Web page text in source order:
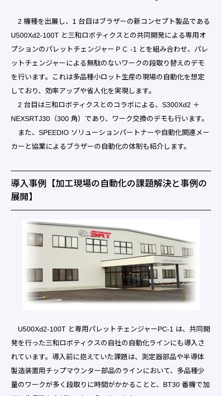
2 機種を出展し、1 台目はブラザーの新コンセプト製品である
U500Xd2-100T と三和ロボティクスとの共同開発による専用オ
プションのパレットチェンジャーＰＣ -1 とを組み合わせ、パレ
ットチェンジャーによる無駄のないワークの段取り替えのデモ
を行います。これは多品種小ロット生産の現場の自動化を想定
しており、効率アップや省人化を実現します。
2 台目は三和ロボティクスとのコラボによる、S300Xd2 ＋
NEXSRTJ30（300 角）であり、ワーク交換のデモも行います。
また、SPEEDIO ソリューションパートナーや自動化関連メー
カーと協業によるブラザーの自動化の体制も紹介します。
導入事例【加工現場の自動化の課題解決と事例の
展開】
U500Xd2-100T と専用パレットチェンジャーPC-1 は、共同開
発を行った三和ロボティクスの自社の自動化ラインにも導入さ
れています。導入前に抱えていた課題は、測定器部品や半導体
製造装置用チップマウンター部品のラインにおいて、多品種少
量のワークが多く段取りに時間がかかることと、BT30 番機で加